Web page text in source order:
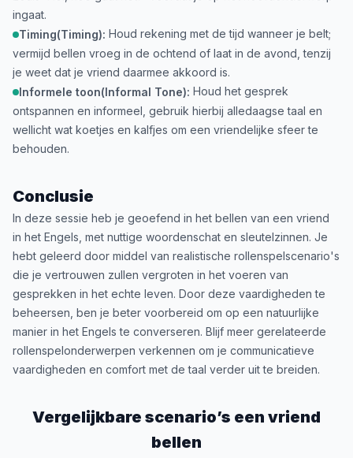
ingaat.
Timing(Timing): Houd rekening met de tijd wanneer je belt;
vermijd bellen vroeg in de ochtend of laat in de avond, tenzij
je weet dat je vriend daarmee akkoord is.
Informele toon(Informal Tone): Houd het gesprek
ontspannen en informeel, gebruik hierbij alledaagse taal en
wellicht wat koetjes en kalfjes om een vriendelijke sfeer te
behouden.
Conclusie
In deze sessie heb je geoefend in het bellen van een vriend
in het Engels, met nuttige woordenschat en sleutelzinnen. Je
hebt geleerd door middel van realistische rollenspelscenario's
die je vertrouwen zullen vergroten in het voeren van
gesprekken in het echte leven. Door deze vaardigheden te
beheersen, ben je beter voorbereid om op een natuurlijke
manier in het Engels te converseren. Blijf meer gerelateerde
rollenspelonderwerpen verkennen om je communicatieve
vaardigheden en comfort met de taal verder uit te breiden.
Vergelijkbare scenario’s een vriend
bellen